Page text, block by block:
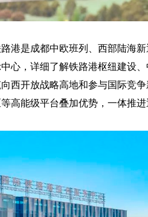
港是成都中欧班列、西部陆海
心，详细了解铁路港枢纽建设
西开放战略高地和参与国际竞
高能级平台叠加优势，一体推